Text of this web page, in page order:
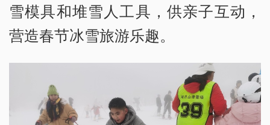
雪模具和堆雪人工具，供亲子互动，
营造春节冰雪旅游乐趣。